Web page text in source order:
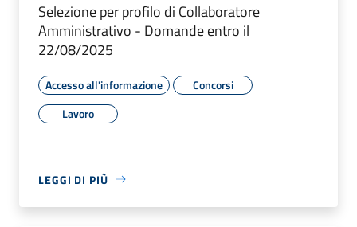
Selezione per profilo di Collaboratore
Amministrativo - Domande entro il
22/08/2025
Accesso all'informazione
Concorsi
Lavoro
LEGGI DI PIÙ